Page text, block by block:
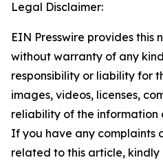
Legal Disclaimer:
EIN Presswire provides this
without warranty of any
responsibility or liability for
images, videos, licenses,
reliability of the information
If you have any complaints
related to this article,